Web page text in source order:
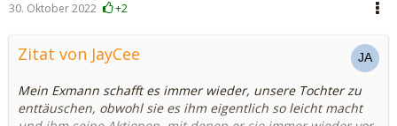
30. Oktober 2022 +2
Zitat von JayCee
Mein Exmann schafft es immer wieder, unsere Tochter zu
enttäuschen, obwohl sie es ihm eigentlich so leicht macht